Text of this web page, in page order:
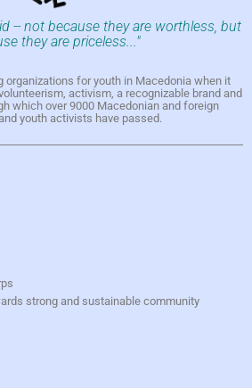
-- not because they are worthless, but
they are priceless..."
organizations for youth in Macedonia when it
activism, a recognizable brand and
which over 9000 Macedonian and foreign
youth activists have passed.
strong and sustainable community